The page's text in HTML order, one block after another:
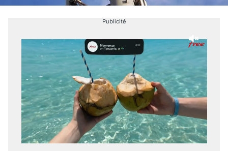
Publicité